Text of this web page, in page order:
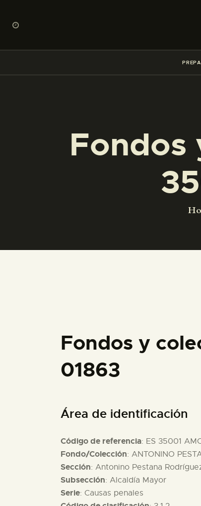
Fondos
Fondos y
01863
Área de identificación
Código de referencia: ES 35001
Fondo/Colección: ANTONINO
Sección: Antonino Pestana
Subsección: Alcaldía Mayor
Serie: Causas penales